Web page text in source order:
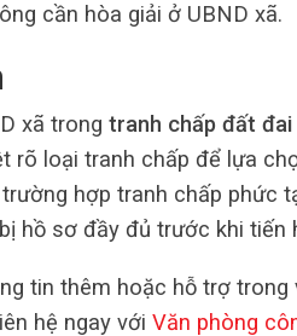
cần hòa giải ở UBND xã.
xã trong tranh chấp đất đai
rõ loại tranh chấp để lựa
hợp tranh chấp phức
hồ sơ đầy đủ trước khi tiến
tin thêm hoặc hỗ trợ
hệ ngay với Văn phòng